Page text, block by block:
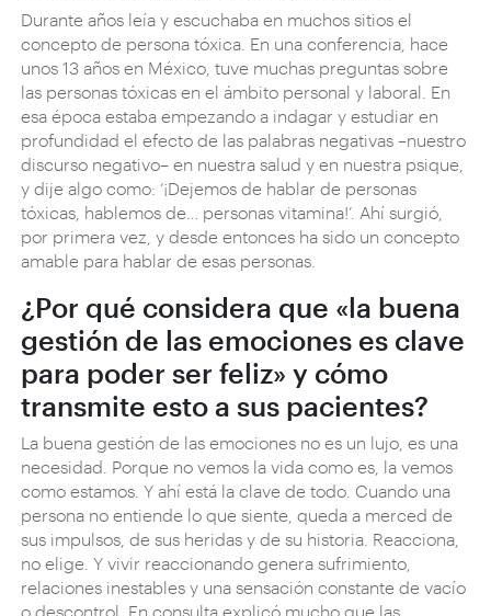
Durante años leía y escuchaba en muchos sitios el
concepto de persona tóxica. En una conferencia, hace
unos 13 años en México, tuve muchas preguntas sobre
las personas tóxicas en el ámbito personal y laboral. En
esa época estaba empezando a indagar y estudiar en
profundidad el efecto de las palabras negativas –nuestro
discurso negativo– en nuestra salud y en nuestra psique,
y dije algo como: ‘¡Dejemos de hablar de personas
tóxicas, hablemos de… personas vitamina!’. Ahí surgió,
por primera vez, y desde entonces ha sido un concepto
amable para hablar de esas personas.
¿Por qué considera que «la buena
gestión de las emociones es clave
para poder ser feliz» y cómo
transmite esto a sus pacientes?
La buena gestión de las emociones no es un lujo, es una
necesidad. Porque no vemos la vida como es, la vemos
como estamos. Y ahí está la clave de todo. Cuando una
persona no entiende lo que siente, queda a merced de
sus impulsos, de sus heridas y de su historia. Reacciona,
no elige. Y vivir reaccionando genera sufrimiento,
relaciones inestables y una sensación constante de vacío
o descontrol. En consulta explicó mucho que las